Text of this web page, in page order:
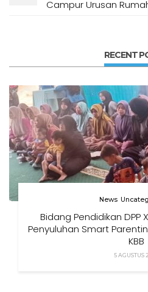
Campur Urusan
RECENT
News
Bidang Pendidikan DPP
Penyuluhan Smart
KBB
5 AGUSTUS